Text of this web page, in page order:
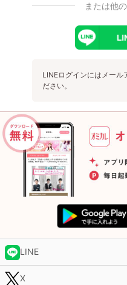
または他
LINEログインにはメール
ださい。
LINE
X